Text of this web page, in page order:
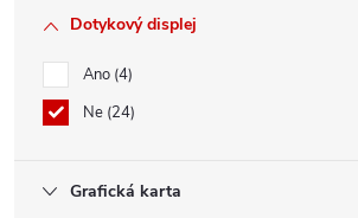
Dotykový displej
Ano 4
Ne 24
Grafická karta